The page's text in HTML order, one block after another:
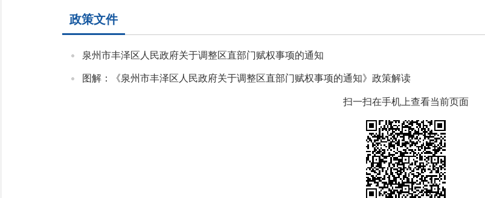
政策文件
泉州市丰泽区人民政府关于调整区直部门赋权事项的通知
图解：《泉州市丰泽区人民政府关于调整区直部门赋权事项的通知》政策解读
扫一扫在手机上查看当前页面